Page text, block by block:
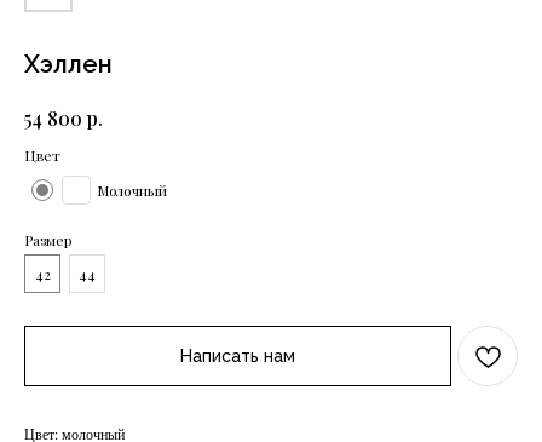
Хэллен
54 800 р.
Цвет
Молочный
Размер
42
44
Написать нам
Цвет: молочный